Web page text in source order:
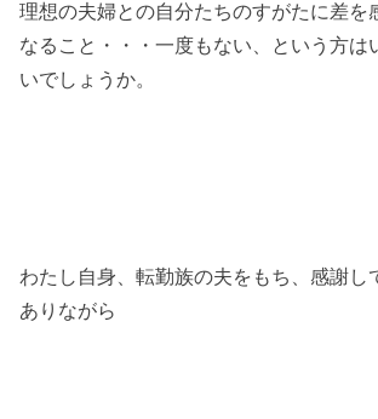
理想の夫婦との自分たちのすがたに差を
なること・・・一度もない、という方は
いでしょうか。
わたし自身、転勤族の夫をもち、感謝し
ありながら